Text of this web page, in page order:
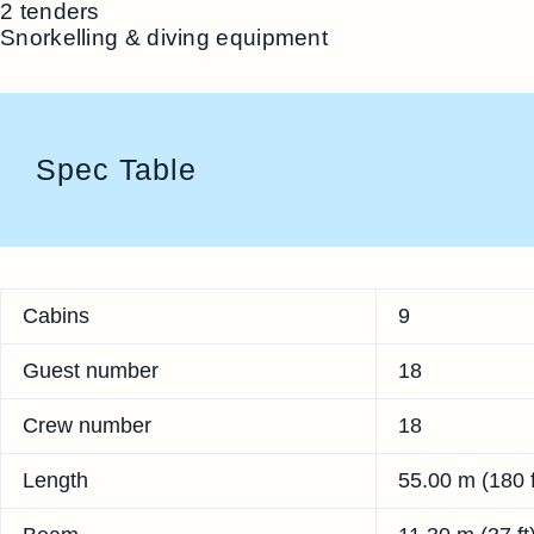
2 tenders
Snorkelling & diving equipment
Spec Table
Cabins 9
Guest number 18
Crew number 18
Length 55.00 m (180